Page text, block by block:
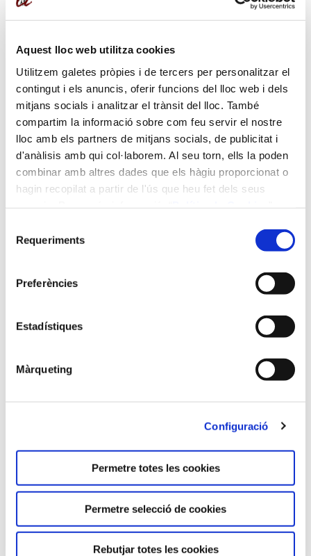
Aquest lloc web utilitza cookies
Utilitzem galetes pròpies i de tercers per personalitzar el
contingut i els anuncis, oferir funcions del lloc web i dels
mitjans socials i analitzar el trànsit del lloc. També
compartim la informació sobre com feu servir el nostre
lloc amb els partners de mitjans socials, de publicitat i
d'anàlisis amb qui col·laborem. Al seu torn, ells la poden
combinar amb altres dades que els hàgiu proporcionat o
hagin recopilat a partir de l'ús que heu fet dels seus
Requeriments
Preferències
Estadístiques
Màrqueting
Configuració
Permetre totes les cookies
Permetre selecció de cookies
Rebutjar totes les cookies
Coordinació acadèmica:
Daniel Schorn García
Judith Balanyà Rebollo
Docents:
Judith Balanyà Rebollo
Daniel Schorn García
Durada:
Idiomes en que s'imparteix:
Castellà, Català
del 12/01/2026 al 03/03/2026
Formació virtual asíncrona